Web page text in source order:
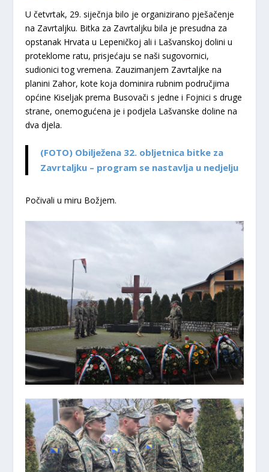
U četvrtak, 29. siječnja bilo je organizirano pješačenje
na Zavrtaljku. Bitka za Zavrtaljku bila je presudna za
opstanak Hrvata u Lepeničkoj ali i Lašvanskoj dolini u
proteklome ratu, prisjećaju se naši sugovornici,
sudionici tog vremena. Zauzimanjem Zavrtaljke na
planini Zahor, kote koja dominira rubnim područjima
općine Kiseljak prema Busovači s jedne i Fojnici s druge
strane, onemogućena je i podjela Lašvanske doline na
dva djela.
(FOTO) Obilježena 32. obljetnica bitke za
Zavrtaljku – program se nastavlja u nedjelju
Počivali u miru Božjem.